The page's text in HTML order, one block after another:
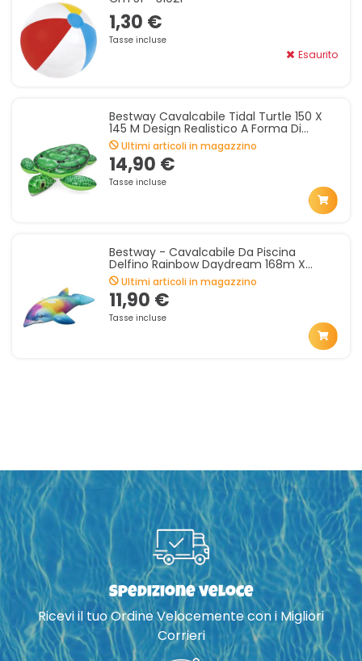
1,30 €
Tasse incluse
Esaurito
Bestway Cavalcabile Tidal Turtle 150 X
145 M Design Realistico A Forma Di
Tartaruga
Ultimi articoli in magazzino
14,90 €
Tasse incluse
Bestway - Cavalcabile Da Piscina
Delfino Rainbow Daydream 168m X
66cm 41541
Ultimi articoli in magazzino
11,90 €
Tasse incluse
Spedizione veloce
Ricevi il tuo Ordine Velocemente con i Migliori
Corrieri